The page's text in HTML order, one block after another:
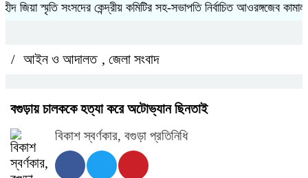
জিয়া স্মৃতি সংসদের কেন্দ্রীয় কমিটির সহ-সভাপতি নির্বাচিত আওরঙ্গজেব কামাল
/ আইন ও আদালত , জেলা সংবাদ
বগুড়ায় চালককে হত্যা করে অটোভ্যান ছিনতাই
বিকাশ স্বর্ণকার, বগুড়া প্রতিনিধি